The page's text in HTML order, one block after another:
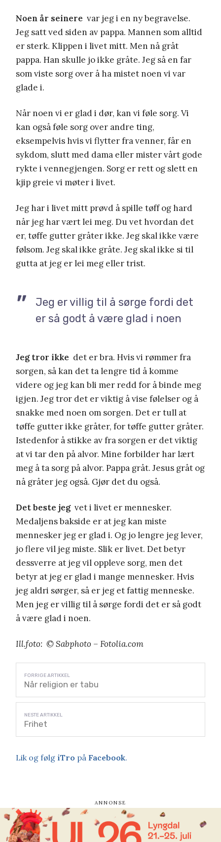
Noen år seinere var jeg i en ny begravelse.
Jeg satt ved siden av pappa. Mannen som alltid
er sterk. Klippen i livet mitt. Men nå gråt
pappa. Han skulle jo ikke gråte. Jeg så en far
som viste sorg over å ha mistet noen vi var
glade i.
Når noen vi er glad i dør, kan vi føle sorg. Vi
kan også føle sorg over andre ting,
eksempelvis hvis vi flytter fra venner, får en
sykdom, slutt med dama eller mister vårt gode
rykte i vennegjengen. Sorg er rett og slett en
kjip greie vi møter i livet.
Jeg har i livet mitt prøvd å spille tøff og hard
når jeg har vært lei meg. Du vet hvordan det
er, tøffe gutter gråter ikke. Jeg skal ikke være
følsom. Jeg skal ikke gråte. Jeg skal ikke si til
gutta at jeg er lei meg eller trist.
Jeg er villig til å sørge fordi det
er så godt å være glad i noen
Jeg tror ikke det er bra. Hvis vi rømmer fra
sorgen, så kan det ta lengre tid å komme
videre og jeg kan bli mer redd for å binde meg
igjen. Jeg tror det er viktig å vise følelser og å
snakke med noen om sorgen. Det er tull at
tøffe gutter ikke gråter, for tøffe gutter gråter.
Istedenfor å stikke av fra sorgen er det viktig
at vi tar den på alvor. Mine forbilder har lært
meg å ta sorg på alvor. Pappa gråt. Jesus gråt og
nå gråter jeg også. Gjør det du også.
Det beste jegvet i livet er mennesker.
Medaljens bakside er at jeg kan miste
mennesker jeg er glad i. Og jo lengre jeg lever,
jo flere vil jeg miste. Slik er livet. Det betyr
dessverre at jeg vil oppleve sorg, men det
betyr at jeg er glad i mange mennesker. Hvis
jeg aldri sørger, så er jeg et fattig menneske.
Men jeg er villig til å sørge fordi det er så godt
å være glad i noen.
Ill.foto: © Sabphoto – Fotolia.com
Når religion er tabu
Frihet
Lik og følg iTro på Facebook.